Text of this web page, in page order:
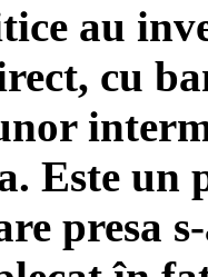
au
cu
Este un
presa